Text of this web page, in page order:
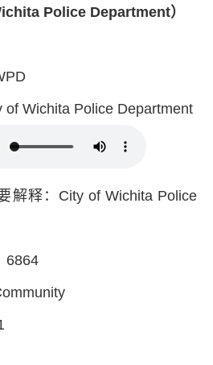
Police Department）
of Wichita Police Department
解释：City of Wichita Police
6864